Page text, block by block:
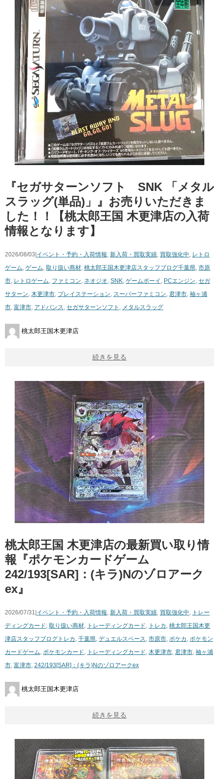
『セガサターンソフト SNK 「メタル
スラッグ(単品)」』お売りいただきま
した！！【桃太郎王国 木更津店の入荷
情報となります】
2026/08/03|イベント・予約・入荷情報 新入荷・買取実績 買取強化中 レトロ
ゲーム ゲーム 取り扱い商材 桃太郎王国木更津店スタッフブログ千葉県 市原
市 レトロゲーム ファミコン ネオジオ SNK ゲームボーイ PCエンジン セガ
サターン 木更津市 プレイステーション スーパーファミコン 君津市 袖ヶ浦
市 富津市 アドバンス セガサターンソフト メタルスラッグ
桃太郎王国木更津店
続きを見る
桃太郎王国 木更津店の最新買い取り情
報『ポケモンカードゲーム
242/193[SAR]：(キラ)Nのゾロアーク
ex』
2026/07/31|イベント・予約・入荷情報 新入荷・買取実績 買取強化中
トレー
ディングカード 取り扱い商材 トレーディングカード トレカ 桃太郎王国木更
津店スタッフブログ トレカ 千葉県 デュエルスペース 市原市 ポケカ
ポケモン
カードゲーム ポケモンカード トレーディングカード 木更津市 君津市 袖ヶ浦
市 富津市 242/193[SAR]：(キラ)Nのゾロアークex
桃太郎王国木更津店
続きを見る